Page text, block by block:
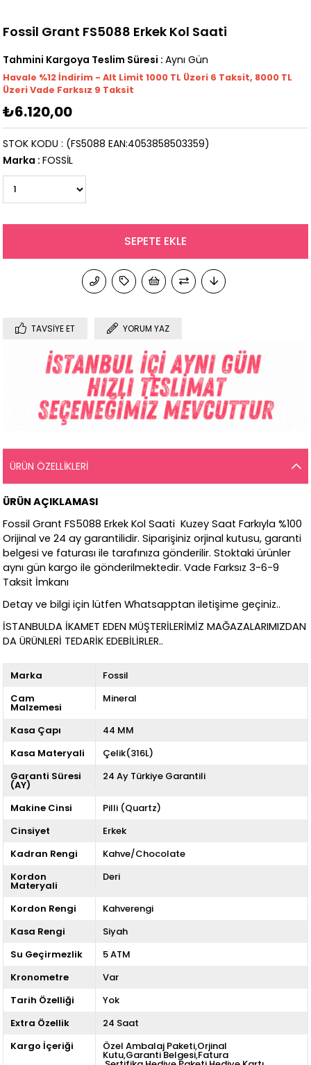
Fossil Grant FS5088 Erkek Kol Saati
Tahmini Kargoya Teslim Süresi : Aynı Gün
Havale %12 İndirim - Alt Limit 1000 TL Üzeri 6 Taksit, 8000 TL
Üzeri Vade Farksız 9 Taksit
₺6.120,00
(FS5088 EAN:4053858503359)
STOK KODU
Marka : FOSSİL
TAVSIYE ET YORUM YAZ
ÜRÜN ÖZELLIKLERI
ÜRÜN AÇIKLAMASI
Fossil Grant FS5088 Erkek Kol Saati Kuzey Saat Farkıyla %100
Orijinal ve 24 ay garantilidir. Siparişiniz orjinal kutusu, garanti
belgesi ve faturası ile tarafınıza gönderilir. Stoktaki ürünler
aynı gün kargo ile gönderilmektedir. Vade Farksız 3-6-9
Taksit İmkanı
Detay ve bilgi için lütfen Whatsapptan iletişime geçiniz..
İSTANBULDA İKAMET EDEN MÜŞTERİLERİMİZ MAĞAZALARIMIZDAN
DA ÜRÜNLERİ TEDARİK EDEBİLİRLER..
Marka
Fossil
Cam
Malzemesi
Mineral
Kasa Çapı
44 MM
Kasa Materyali
Çelik(316L)
Garanti Süresi
(AY)
24 Ay Türkiye Garantili
Makine Cinsi
Pilli (Quartz)
Cinsiyet
Erkek
Kadran Rengi
Kahve/Chocolate
Kordon
Materyali
Deri
Kordon Rengi
Kahverengi
Kasa Rengi
Siyah
Su Geçirmezlik
5 ATM
Kronometre
Var
Tarih Özelliği
Yok
Extra Özellik
24 Saat
Kargo İçeriği
Özel Ambalaj Paketi,Orjinal
Kutu,Garanti Belgesi,Fatura